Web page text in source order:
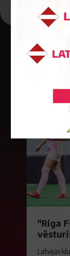
"Riga
Latvijas